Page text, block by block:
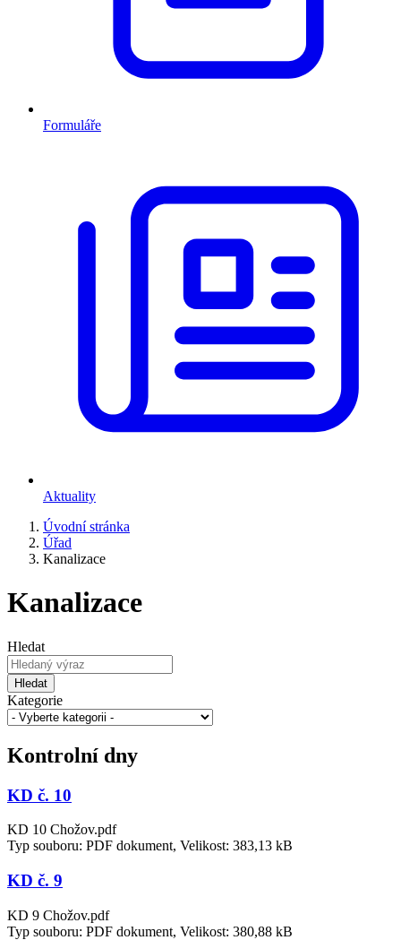
Formuláře
Aktuality
Úvodní stránka
Úřad
Kanalizace
Kanalizace
Hledat
Hledat
Kategorie
Kontrolní dny
KD č. 10
KD 10 Chožov.pdf
Typ souboru: PDF dokument, Velikost: 383,13 kB
KD č. 9
KD 9 Chožov.pdf
Typ souboru: PDF dokument, Velikost: 380,88 kB